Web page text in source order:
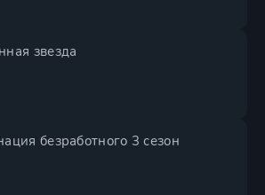
звезда
безработного 3 сезон